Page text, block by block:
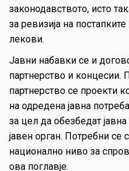
законодавството, исто
за ревизија на
лекови.
Јавни набавки се и
партнерство и концесии.
партнерство се проекти
на одредена јавна
за цел да обезбедат
јавен орган. Потребни се
национално ниво за
ова поглавје.